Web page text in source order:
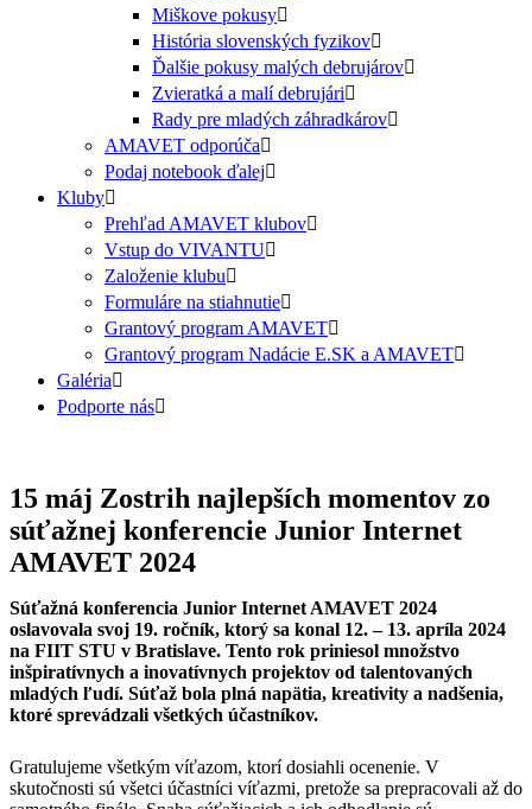
Miškove pokusy
História slovenských fyzikov
Ďalšie pokusy malých debrujárov
Zvieratká a malí debrujári
Rady pre mladých záhradkárov
AMAVET odporúča
Podaj notebook ďalej
Kluby
Prehľad AMAVET klubov
Vstup do VIVANTU
Založenie klubu
Formuláre na stiahnutie
Grantový program AMAVET
Grantový program Nadácie E.SK a AMAVET
Galéria
Podporte nás
15 máj Zostrih najlepších momentov zo
súťažnej konferencie Junior Internet
AMAVET 2024
Súťažná konferencia Junior Internet AMAVET 2024
oslavovala svoj 19. ročník, ktorý sa konal 12. – 13. apríla 2024
na FIIT STU v Bratislave. Tento rok priniesol množstvo
inšpiratívnych a inovatívnych projektov od talentovaných
mladých ľudí. Súťaž bola plná napätia, kreativity a nadšenia,
ktoré sprevádzali všetkých účastníkov.
Gratulujeme všetkým víťazom, ktorí dosiahli ocenenie. V
skutočnosti sú všetci účastníci víťazmi, pretože sa prepracovali až do